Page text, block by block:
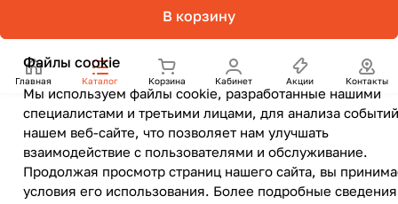
В корзину
Главная Каталог Корзина Кабинет Акции Контакты
Файлы cookie
Мы используем файлы cookie, разработанные нашими
специалистами и третьими лицами, для анализа
нашем веб-сайте, что позволяет нам улучшать
взаимодействие с пользователями и обслуживание.
Продолжая просмотр страниц нашего сайта, вы
условия его использования. Более подробные сведения